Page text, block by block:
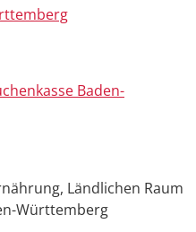
Baden-
Ländlichen Raum
Württemberg